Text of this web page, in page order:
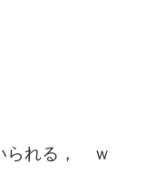
られる， ｗ